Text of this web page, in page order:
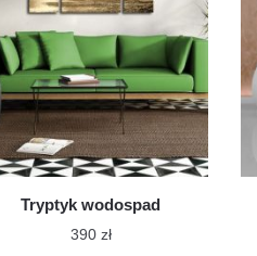
na
stronie
produktu
Tryptyk wodospad
390 zł